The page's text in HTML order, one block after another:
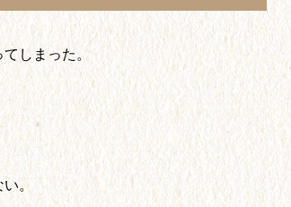
しまった。
。